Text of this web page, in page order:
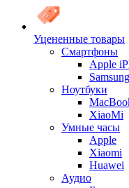
Уцененные товары
Cмартфоны
Apple
Samsung
Ноутбуки
XiaoMi
Умные часы
Apple
Xiaomi
Huawei
Аудио